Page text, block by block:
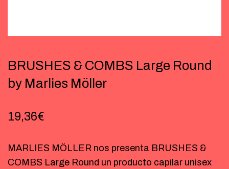
BRUSHES & COMBS Large Round
by Marlies Möller
19,36€
MARLIES MÖLLER nos presenta BRUSHES &
COMBS Large Round un producto capilar unisex